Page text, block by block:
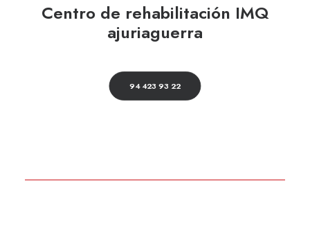
Centro de rehabilitación IMQ
ajuriaguerra
94 423 93 22